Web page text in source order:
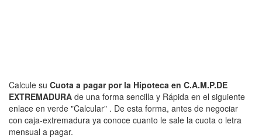
Calcule su Cuota a pagar por la Hipoteca en C.A.M.P.DE
EXTREMADURA de una forma sencilla y Rápida en el siguiente
enlace en verde "Calcular" . De esta forma, antes de negociar
con caja-extremadura ya conoce cuanto le sale la cuota o letra
mensual a pagar.